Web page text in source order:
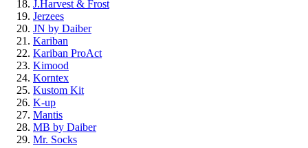
J.Harvest & Frost
Jerzees
JN by Daiber
Kariban
Kariban ProAct
Kimood
Korntex
Kustom Kit
K-up
Mantis
MB by Daiber
Mr. Socks